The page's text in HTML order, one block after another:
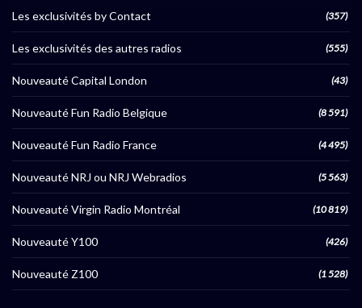
Les exclusivités by Contact (357)
Les exclusivités des autres radios (555)
Nouveauté Capital London (43)
Nouveauté Fun Radio Belgique (8 591)
Nouveauté Fun Radio France (4 495)
Nouveauté NRJ ou NRJ Webradios (5 563)
Nouveauté Virgin Radio Montréal (10 819)
Nouveauté Y100 (426)
Nouveauté Z100 (1 528)